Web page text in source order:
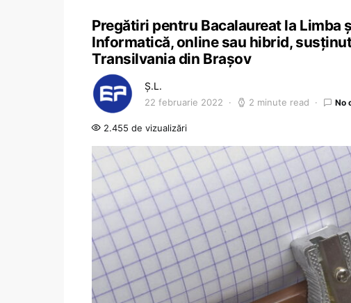
Pregătiri pentru Bacalaureat la Limba
Informatică, online sau hibrid,
Transilvania din Brașov
Ș.L.
22 februarie 2022 2 minute read No
2.455 de vizualizări